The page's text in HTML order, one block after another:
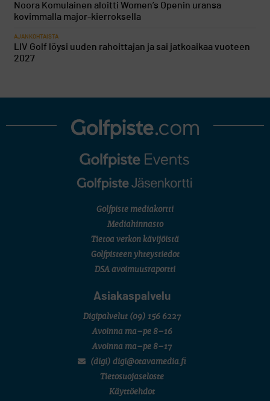
Noora Komulainen aloitti Women’s Openin uransa
kovimmalla major-kierroksella
AJANKOHTAISTA
LIV Golf löysi uuden rahoittajan ja sai jatkoaikaa vuoteen
2027
Golfpiste mediakortti
Mediahinnasto
Tietoa verkon kävijöistä
Golfpisteen yhteystiedot
DSA avoimuusraportti
Asiakaspalvelu
Digipalvelut (09) 156 6227
Avoinna ma–pe 8–16
Avoinna ma–pe 8–17
(digi) digi@otavamedia.fi
Tietosuojaseloste
Käyttöehdot